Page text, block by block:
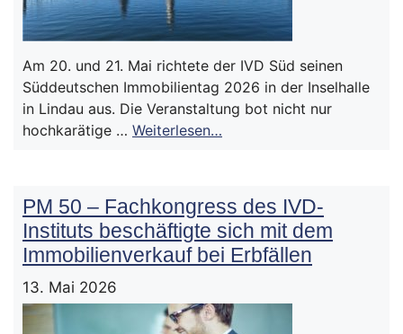
Am 20. und 21. Mai richtete der IVD Süd seinen
Süddeutschen Immobilientag 2026 in der Inselhalle
in Lindau aus. Die Veranstaltung bot nicht nur
hochkarätige … Weiterlesen…
PM 50 – Fachkongress des IVD-
Instituts beschäftigte sich mit dem
Immobilienverkauf bei Erbfällen
13. Mai 2026